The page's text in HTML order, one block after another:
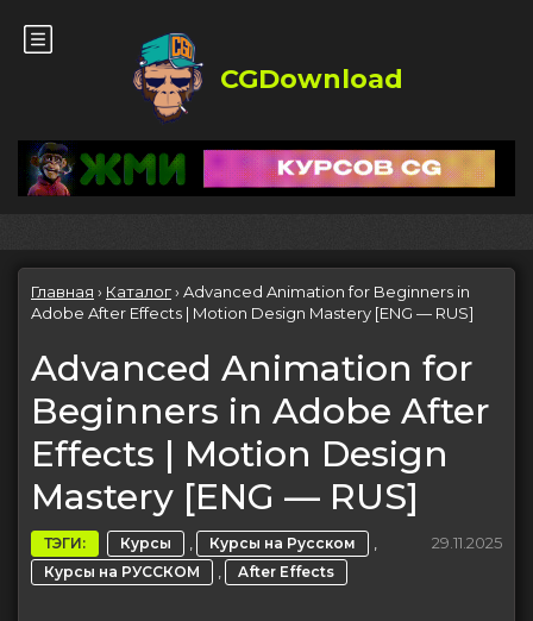
CGDownload
Главная › Каталог› Advanced Animation for Beginners in
Adobe After Effects | Motion Design Mastery [ENG — RUS]
Advanced Animation for
Beginners in Adobe After
Effects | Motion Design
Mastery [ENG — RUS]
ТЭГИ: Курсы , Курсы на Русском ,
Курсы на РУССКОМ , After Effects
29.11.2025